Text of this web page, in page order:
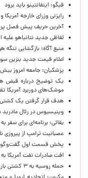
فیگو: اینفانتینو باید برود
رایزنی وزرای خارجه آمریکا
آخرین حریف پیش فصل
لفاظی جدید نتانیاهو علیه
منبع آگاه: بازگشایی تنگه
اعلام قیمت جدید بنزین
پزشکیان: جامعه امروز بیش
یک توضیح درباره قبض
موشک‌های دوربرد آمریکا
هدف قرار گرفتن یک
وینیسیوس در رئال مادرید
بقائی: برنامه‌ای برای سفر
عصبانیت ترامپ از پیروزی
پخش قسمت اول گفت‌وگوی
افت صادرات نفت آمریکا به
حمله روسیه به ۳ کشتی باری در دریای سیاه